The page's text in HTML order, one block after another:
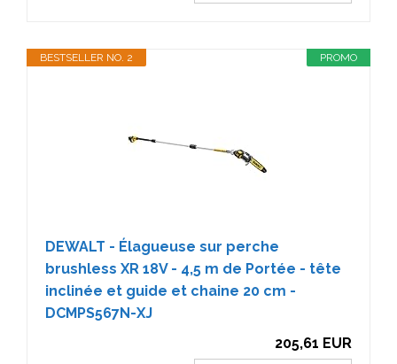
PROMO
BESTSELLER NO. 2
DEWALT - Élagueuse sur perche
brushless XR 18V - 4,5 m de Portée - tête
inclinée et guide et chaine 20 cm -
DCMPS567N-XJ
205,61 EUR